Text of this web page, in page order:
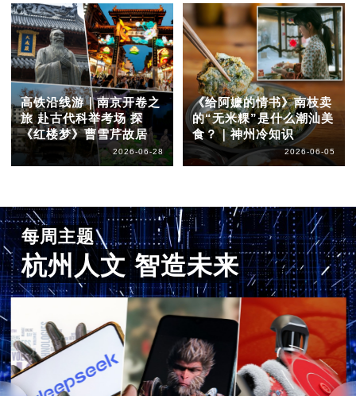
高铁沿线游｜南京开卷之
旅 赴古代科举考场 探
《红楼梦》曹雪芹故居
2026-06-28
《给阿嬷的情书》南枝卖
的“无米粿”是什么潮汕美
食？｜神州冷知识
2026-06-05
每周主题
杭州人文 智造未来